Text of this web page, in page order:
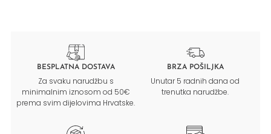
BESPLATNA DOSTAVA
Za svaku narudžbu s
minimalnim iznosom od 50€
prema svim dijelovima Hrvatske.
BRZA POŠILJKA
Unutar 5 radnih dana od
trenutka narudžbe.